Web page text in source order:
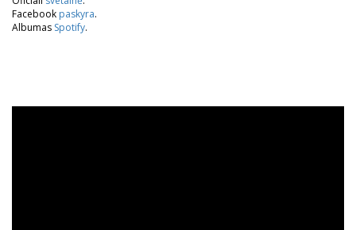
Facebook paskyra.
Albumas Spotify.